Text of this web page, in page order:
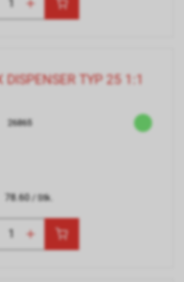
DISPENSER TYP 25 1:1
26865
78.60/ Stk.